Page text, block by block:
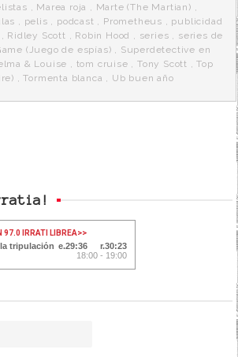
, Marea roja , Marte (The Martian) ,
, pelis , podcast , Prometheus , publicidad
, Ridley Scott , Robin Hood , series , series de
(Juego de espías) , Superdetective en
& Louise , tom cruise ,Tony Scott ,Top
,Tormenta blanca , Ub buen año
97.0 IRRATI LIBREA>>
tripulación 29:37
30:22
18:00 - 19:00